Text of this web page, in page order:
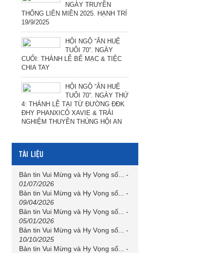
NGÀY TRUYỀN
THỐNG LIÊN MIỀN 2025. HẠNH TRÍ
19/9/2025
HỘI NGỘ “ÂN HUỆ
TUỔI 70”. NGÀY
CUỐI: THÁNH LỄ BẾ MẠC & TIỆC
CHIA TAY
HỘI NGỘ “ÂN HUỆ
TUỔI 70”. NGÀY THỨ
4: THÁNH LỄ TẠI TỪ ĐƯỜNG ĐĐK
ĐHY PHANXICÔ XAVIE & TRẢI
NGHIỆM THUYỀN THÚNG HỘI AN
TÀI LIỆU
Bản tin Vui Mừng và Hy Vọng số...
-
01/07/2026
Bản tin Vui Mừng và Hy Vọng số...
-
09/04/2026
Bản tin Vui Mừng và Hy Vọng số...
-
05/01/2026
Bản tin Vui Mừng và Hy Vọng số...
-
10/10/2025
Bản tin Vui Mừng và Hy Vọng số...
-